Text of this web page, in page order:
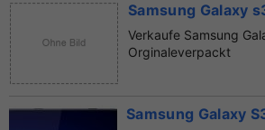
Samsung Galaxy
Verkaufe Samsung
Orginaleverpackt
Samsung Galaxy